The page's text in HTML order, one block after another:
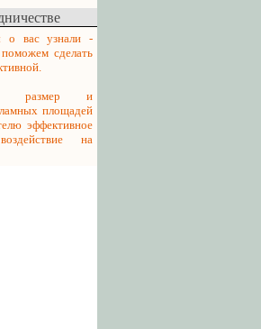
о вас узнали -
сделать
размер и
площадей
эффективное
на